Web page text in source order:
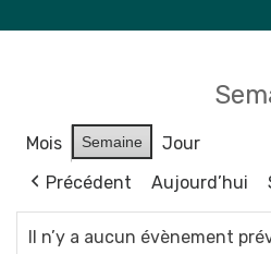
Mois Semaine
Jour
Précédent
Aujourd’hui
Il n’y a aucun évènement